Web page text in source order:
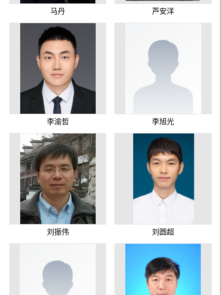
马丹 芦安洋
李渝哲 李旭光
刘振伟 刘圆超